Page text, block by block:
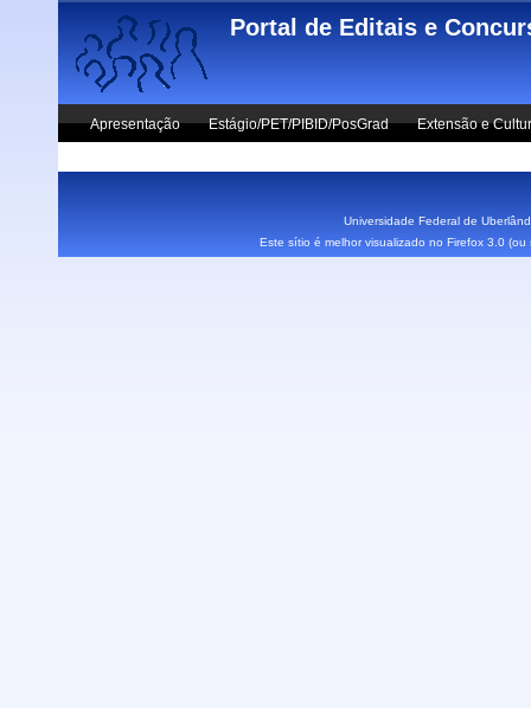
Skip to main content
Portal de Editais e
Apresentação Estágio/PET/PIBID/PosGrad Extensão e
Universidade Federal de
Este sítio é melhor visualizado no Firefox 3.0